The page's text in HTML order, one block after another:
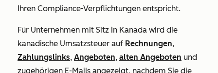
Ihren Compliance-Verpflichtungen entspricht.
Für Unternehmen mit Sitz in Kanada wird die
kanadische Umsatzsteuer auf Rechnungen,
Zahlungslinks, Angeboten, alten Angeboten und
zugehörigen E-Mails angezeigt, nachdem Sie die